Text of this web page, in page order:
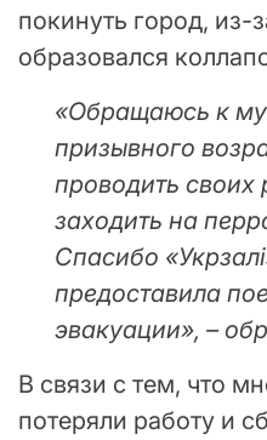
покинуть город, из-
образовался
«Обращаюсь к
призывного
проводить своих
заходить на
Спасибо
предоставила
эвакуации», –
В связи с тем, что
потеряли работу и